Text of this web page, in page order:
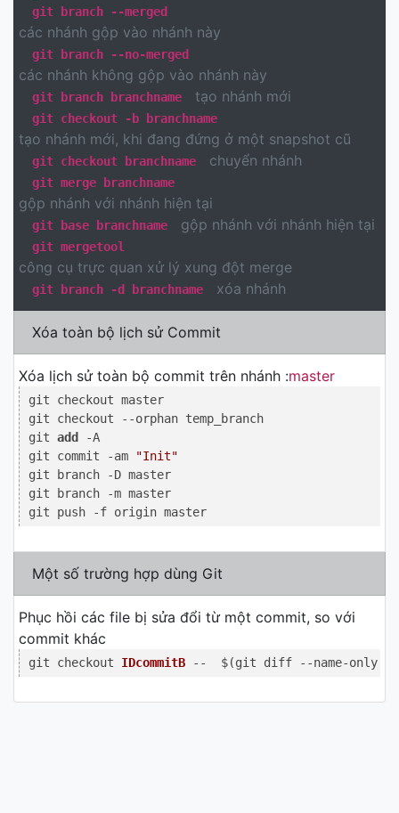
git branch --merged
các nhánh gộp vào nhánh này
git branch --no-merged
các nhánh không gộp vào nhánh này
git branch branchname tạo nhánh mới
git checkout -b branchname
tạo nhánh mới, khi đang đứng ở một snapshot cũ
git checkout branchname chuyển nhánh
git merge branchname
gộp nhánh với nhánh hiện tại
git base branchname gộp nhánh với nhánh hiện tại
git mergetool
công cụ trực quan xử lý xung đột merge
git branch -d branchname xóa nhánh
Xóa toàn bộ lịch sử Commit
Xóa lịch sử toàn bộ commit trên nhánh :master
git checkout master
git checkout --orphan temp_branch
git add
-A
git commit -am
"Init"
git branch -D master
git branch -m master
git push -f origin master
Một số trường hợp dùng Git
Phục hồi các file bị sửa đổi từ một commit, so với
commit khác
git checkout IDcommitB --  $(git diff --name-only